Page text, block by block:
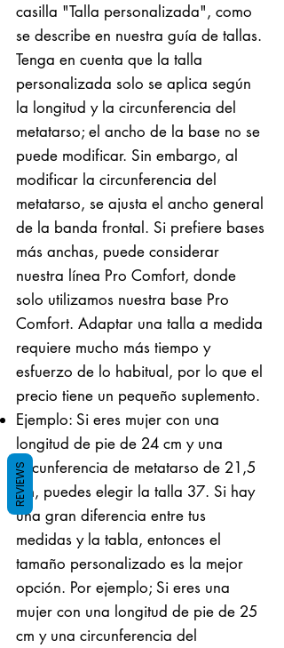
casilla "Talla personalizada", como
se describe en nuestra guía de tallas.
Tenga en cuenta que la talla
personalizada solo se aplica según
la longitud y la circunferencia del
metatarso; el ancho de la base no se
puede modificar. Sin embargo, al
modificar la circunferencia del
metatarso, se ajusta el ancho general
de la banda frontal. Si prefiere bases
más anchas, puede considerar
nuestra línea Pro Comfort, donde
solo utilizamos nuestra base Pro
Comfort. Adaptar una talla a medida
requiere mucho más tiempo y
esfuerzo de lo habitual, por lo que el
precio tiene un pequeño suplemento.
Ejemplo: Si eres mujer con una
longitud de pie de 24 cm y una
circunferencia de metatarso de 21,5
cm, puedes elegir la talla 37. Si hay
una gran diferencia entre tus
medidas y la tabla, entonces el
tamaño personalizado es la mejor
opción. Por ejemplo; Si eres una
mujer con una longitud de pie de 25
cm y una circunferencia del
REVIEWS